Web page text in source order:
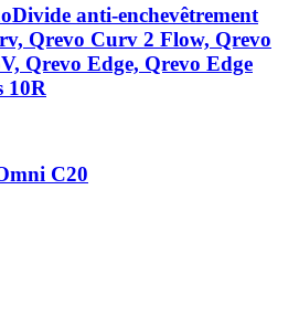
anti-enchevêtrement
Qrevo Curv 2 Flow, Qrevo
Qrevo Edge, Qrevo Edge
10R
C20